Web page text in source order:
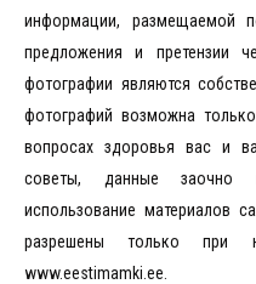
информации, размещаемой
предложения и претензии
фотографии являются
фотографий возможна
вопросах здоровья вас и
советы, данные заочно
использование материалов
разрешены только при
www.eestimamki.ee.